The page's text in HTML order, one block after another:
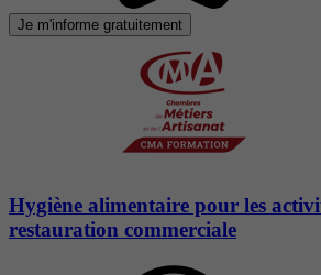
Je m'informe gratuitement
Hygiène alimentaire pour les
restauration commerciale